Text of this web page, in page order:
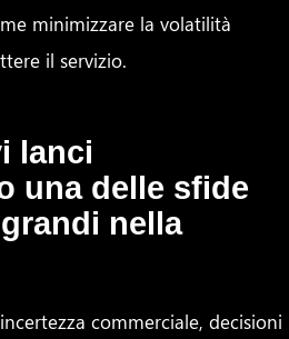
minimizzare la volatilità
il servizio.
lanci
una delle sfide
nella
commerciale, decisioni